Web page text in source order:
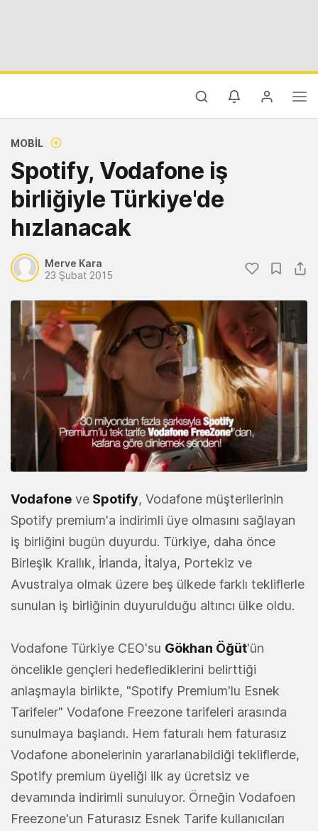
MOBIL
Spotify, Vodafone iş
birliğiyle Türkiye'de
hızlanacak
Merve Kara
23 Şubat 2015
Vodafone ve Spotify, Vodafone müşterilerinin
Spotify premium'a indirimli üye olmasını sağlayan
iş birliğini bugün duyurdu. Türkiye, daha önce
Birleşik Krallık, İrlanda, İtalya, Portekiz ve
Avustralya olmak üzere beş ülkede farklı tekliflerle
sunulan iş birliğinin duyurulduğu altıncı ülke oldu.
Vodafone Türkiye CEO'su Gökhan Öğüt'ün
öncelikle gençleri hedeflediklerini belirttiği
anlaşmayla birlikte, "Spotify Premium'lu Esnek
Tarifeler" Vodafone Freezone tarifeleri arasında
sunulmaya başlandı. Hem faturalı hem faturasız
Vodafone abonelerinin yararlanabildiği tekliflerde,
Spotify premium üyeliği ilk ay ücretsiz ve
devamında indirimli sunuluyor. Örneğin Vodafoen
Freezone'un Faturasız Esnek Tarife kullanıcıları